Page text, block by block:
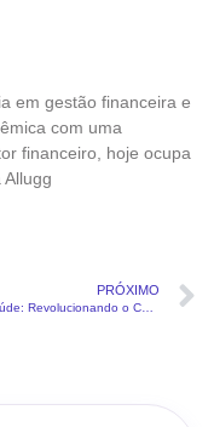
em gestão financeira e
com uma
financeiro, hoje ocupa
PRÓXIMO
TI na Saúde: Revolucionando o Cuidado com o Paciente